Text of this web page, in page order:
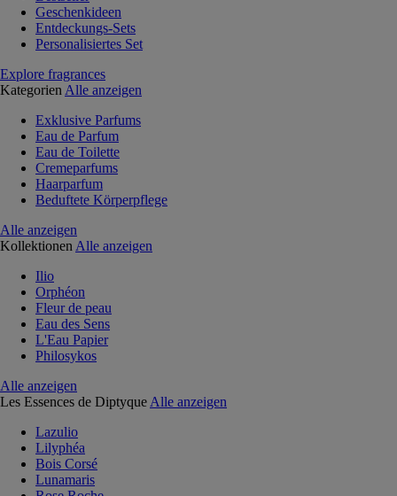
Geschenkideen
Entdeckungs-Sets
Personalisiertes Set
Explore fragrances
Kategorien Alle anzeigen
Exklusive Parfums
Eau de Parfum
Eau de Toilette
Cremeparfums
Haarparfum
Beduftete Körperpflege
Alle anzeigen
Kollektionen Alle anzeigen
Ilio
Orphéon
Fleur de peau
Eau des Sens
L'Eau Papier
Philosykos
Alle anzeigen
Les Essences de Diptyque Alle anzeigen
Lazulio
Lilyphéa
Bois Corsé
Lunamaris